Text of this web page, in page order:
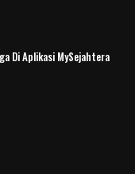
Di Aplikasi MySejahtera